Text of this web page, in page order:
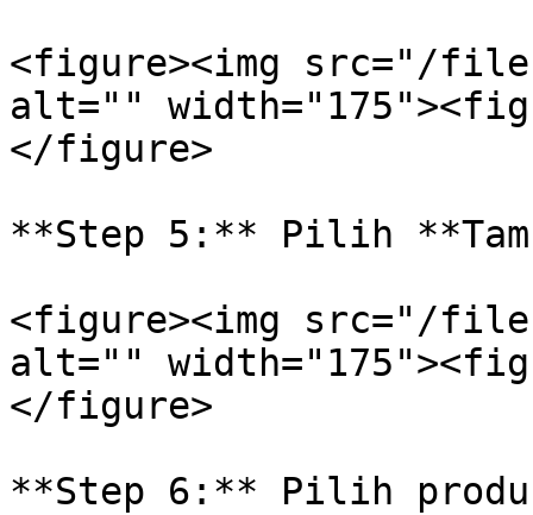
<figure><img src="/files/
alt=""
</figure>
**Step 5:** Pilih
<figure><img src="/files/
alt=""
</figure>
**Step 6:** Pilih